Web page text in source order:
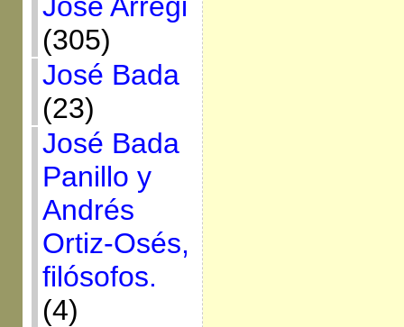
(305)
José Bada
(23)
José Bada
Panillo y
Andrés
Ortiz-Osés,
filósofos.
(4)